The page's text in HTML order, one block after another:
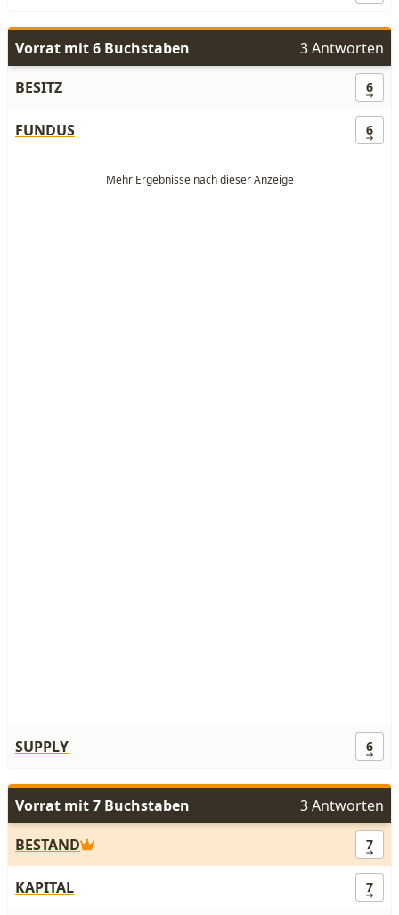
Vorrat mit 6 Buchstaben
3 Antworten
BESITZ
6
FUNDUS 6
SUPPLY 6
Vorrat mit 7 Buchstaben
3 Antworten
BESTAND
7
KAPITAL 7